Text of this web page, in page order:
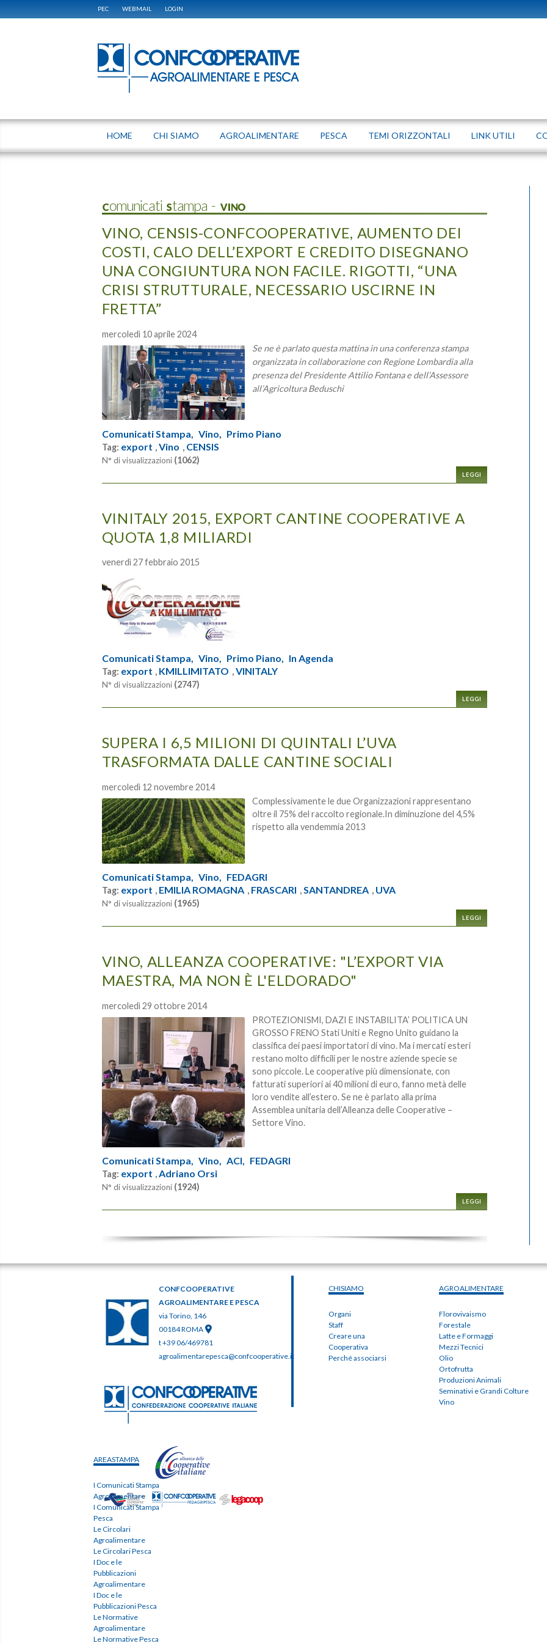
PEC WEBMAIL LOGIN
HOME CHI SIAMO AGROALIMENTARE PESCA TEMI ORIZZONTALI LINK UTILI
Comunicati Stampa - VINO
VINO, CENSIS-CONFCOOPERATIVE, AUMENTO DEI
COSTI, CALO DELL’EXPORT E CREDITO DISEGNANO
UNA CONGIUNTURA NON FACILE. RIGOTTI, “UNA
CRISI STRUTTURALE, NECESSARIO USCIRNE IN
FRETTA”
mercoledì 10 aprile 2024
Se ne è parlato questa mattina in una conferenza stampa
organizzata in collaborazione con Regione Lombardia alla
presenza del Presidente Attilio Fontana e dell’Assessore
all’Agricoltura Beduschi
Comunicati Stampa, Vino, Primo Piano
Tag: export ,Vino , CENSIS
N° di visualizzazioni (1062)
LEGGI
VINITALY 2015, EXPORT CANTINE COOPERATIVE A
QUOTA 1,8 MILIARDI
venerdì 27 febbraio 2015
Comunicati Stampa, Vino, Primo Piano, In Agenda
Tag: export , KMILLIMITATO ,VINITALY
N° di visualizzazioni (2747)
LEGGI
SUPERA I 6,5 MILIONI DI QUINTALI L’UVA
TRASFORMATA DALLE CANTINE SOCIALI
mercoledì 12 novembre 2014
Complessivamente le due Organizzazioni rappresentano
oltre il 75% del raccolto regionale.In diminuzione del 4,5%
rispetto alla vendemmia 2013
Comunicati Stampa, Vino, FEDAGRI
Tag: export , EMILIA ROMAGNA , FRASCARI ,SANTANDREA , UVA
N° di visualizzazioni (1965)
LEGGI
VINO, ALLEANZA COOPERATIVE: "L’EXPORT VIA
MAESTRA, MA NON È L'ELDORADO"
mercoledì 29 ottobre 2014
PROTEZIONISMI, DAZI E INSTABILITA’ POLITICA UN
GROSSO FRENO Stati Uniti e Regno Unito guidano la
classifica dei paesi importatori di vino. Ma i mercati esteri
restano molto difficili per le nostre aziende specie se
sono piccole. Le cooperative più dimensionate, con
fatturati superiori ai 40 milioni di euro, fanno metà delle
loro vendite all’estero. Se ne è parlato alla prima
Assemblea unitaria dell’Alleanza delle Cooperative –
Settore Vino.
Comunicati Stampa, Vino, ACI, FEDAGRI
Tag: export ,Adriano Orsi
N° di visualizzazioni (1924)
LEGGI
CONFCOOPERATIVE
AGROALIMENTARE E PESCA
via Torino, 146
00184 ROMA
t +39 06/469781
agroalimentarepesca@confcooperative.it
CHISIAMO
Organi
Staff
Creare una
Cooperativa
Perché associarsi
AGROALIMENTARE
Florovivaismo
Forestale
Latte e Formaggi
Mezzi Tecnici
Olio
Ortofrutta
Produzioni Animali
Seminativi e Grandi Colture
Vino
AREASTAMPA
I Comunicati Stampa
Agroalimentare
I Comunicati Stampa
Pesca
Le Circolari
Agroalimentare
Le Circolari Pesca
I Doc e le
Pubblicazioni
Agroalimentare
I Doc e le
Pubblicazioni Pesca
Le Normative
Agroalimentare
Le Normative Pesca